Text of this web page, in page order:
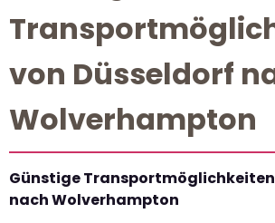
von Düsseldorf
Wolverhampton
Günstige
nach Wolverhampton